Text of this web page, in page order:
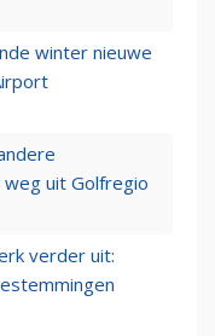
winter nieuwe
uit Golfregio
verder uit: